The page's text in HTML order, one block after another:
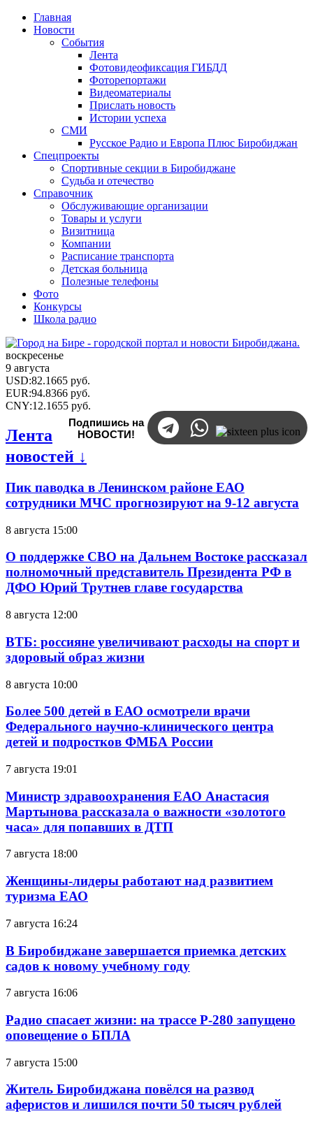
Главная
Новости
События
Лента
Фотовидеофиксация ГИБДД
Фоторепортажи
Видеоматериалы
Прислать новость
Истории успеха
СМИ
Русское Радио и Европа Плюс Биробиджан
Спецпроекты
Спортивные секции в Биробиджане
Судьба и отечество
Справочник
Обслуживающие организации
Товары и услуги
Визитница
Компании
Расписание транспорта
Детская больница
Полезные телефоны
Фото
Конкурсы
Школа радио
воскресенье
9 августа
USD:82.1665 руб.
EUR:94.8366 руб.
CNY:12.1655 руб.
Подпишись на
НОВОСТИ!
Лента
новостей ↓
Пик паводка в Ленинском районе ЕАО
сотрудники МЧС прогнозируют на 9-12 августа
8 августа 15:00
О поддержке СВО на Дальнем Востоке рассказал
полномочный представитель Президента РФ в
ДФО Юрий Трутнев главе государства
8 августа 12:00
ВТБ: россияне увеличивают расходы на спорт и
здоровый образ жизни
8 августа 10:00
Более 500 детей в ЕАО осмотрели врачи
Федерального научно-клинического центра
детей и подростков ФМБА России
7 августа 19:01
Министр здравоохранения ЕАО Анастасия
Мартынова рассказала о важности «золотого
часа» для попавших в ДТП
7 августа 18:00
Женщины-лидеры работают над развитием
туризма ЕАО
7 августа 16:24
В Биробиджане завершается приемка детских
садов к новому учебному году
7 августа 16:06
Радио спасает жизни: на трассе Р-280 запущено
оповещение о БПЛА
7 августа 15:00
Житель Биробиджана повёлся на развод
аферистов и лишился почти 50 тысяч рублей